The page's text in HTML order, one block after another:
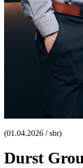
(01.04.2026 / sbr)
Durst